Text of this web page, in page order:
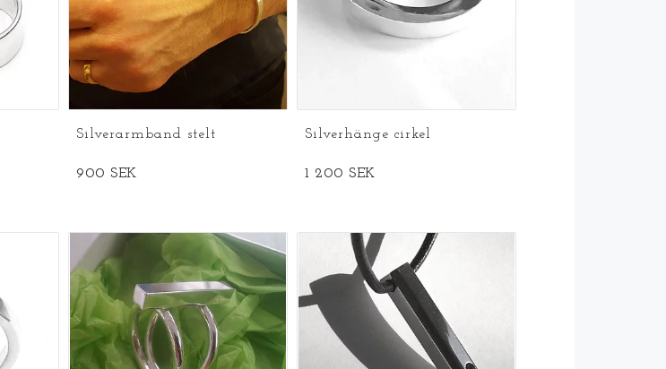
Silverarmband stelt
900 SEK
Silverhänge cirkel
1 200 SEK